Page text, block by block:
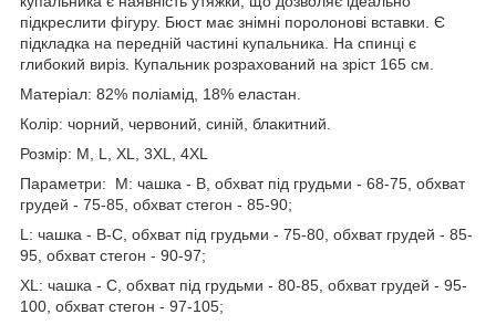
підкреслити фігуру. Бюст має знімні поролонові вставки. Є
підкладка на передній частині купальника. На спинці є
глибокий виріз. Купальник розрахований на зріст 165 см.
Матеріал: 82% поліамід, 18% еластан.
Колір: чорний, червоний, синій, блакитний.
Розмір: М, L, XL, 3XL, 4XL
Параметри: M: чашка - B, обхват під грудьми - 68-75, обхват
грудей - 75-85, обхват стегон - 85-90;
L: чашка - B-С, обхват під грудьми - 75-80, обхват грудей - 85-
95, обхват стегон - 90-97;
ХL: чашка - C, обхват під грудьми - 80-85, обхват грудей - 95-
100, обхват стегон - 97-105;